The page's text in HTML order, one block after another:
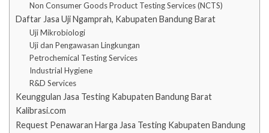
Non Consumer Goods Product Testing Services (NCTS)
Daftar Jasa Uji Ngamprah, Kabupaten Bandung Barat
Uji Mikrobiologi
Uji dan Pengawasan Lingkungan
Petrochemical Testing Services
Industrial Hygiene
R&D Services
Keunggulan Jasa Testing Kabupaten Bandung Barat
Kalibrasi.com
Request Penawaran Harga Jasa Testing Kabupaten Bandung